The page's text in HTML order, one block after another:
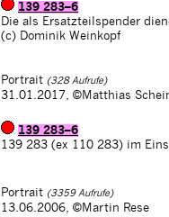
139 283–6
Die als Ersatzteilspender
(c) Dominik Weinkopf
Portrait (328 Aufrufe)
31.01.2017, ©Matthias
139 283–6
139 283 (ex 110 283) im
Portrait (3359 Aufrufe)
13.06.2006, ©Martin Rese